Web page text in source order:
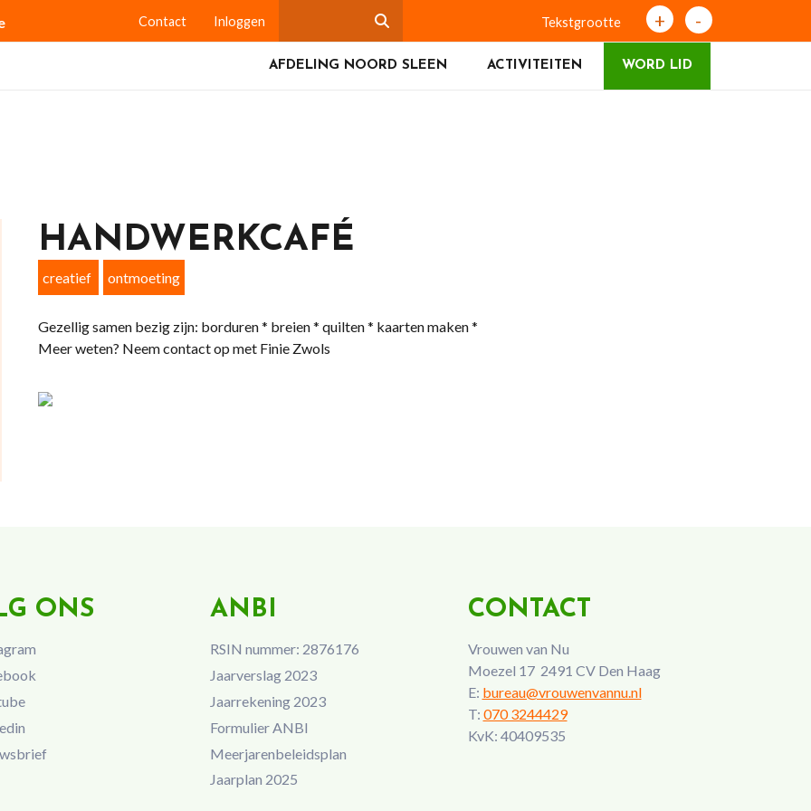
Contact Inloggen Tekstgrootte + -
AFDELING NOORD SLEEN ACTIVITEITEN WORD LID
HANDWERKCAFÉ
creatief ontmoeting
Gezellig samen bezig zijn: borduren * breien * quilten * kaarten maken *
Meer weten? Neem contact op met Finie Zwols
ONS ANBI
RSIN nummer: 2876176
Jaarverslag 2023
Jaarrekening 2023
Formulier ANBI
Meerjarenbeleidsplan
Jaarplan 2025
CONTACT
Vrouwen van Nu
Moezel 17 2491 CV Den Haag
E: bureau@vrouwenvannu.nl
T: 070 3244429
KvK: 40409535